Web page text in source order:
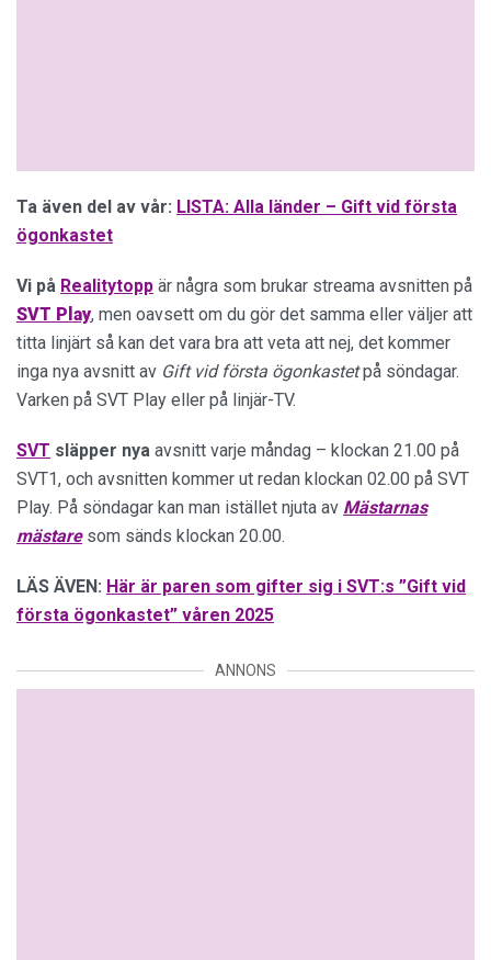
Ta även del av vår: LISTA: Alla länder – Gift vid första
ögonkastet
Vi på Realitytopp är några som brukar streama avsnitten på
SVT Play, men oavsett om du gör det samma eller väljer att
titta linjärt så kan det vara bra att veta att nej, det kommer
inga nya avsnitt av Gift vid första ögonkastetpå söndagar.
Varken på SVT Play eller på linjär-TV.
SVT släpper nya avsnitt varje måndag – klockan 21.00 på
SVT1, och avsnitten kommer ut redan klockan 02.00 på SVT
Play. På söndagar kan man istället njuta av Mästarnas
mästaresom sänds klockan 20.00.
LÄS ÄVEN: Här är paren som gifter sig i SVT:s ”Gift vid
första ögonkastet” våren 2025
ANNONS